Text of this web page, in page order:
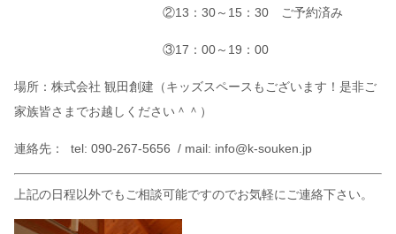
②13：30～15：30 ご予約済み
③17：00～19：00
場所：株式会社 観田創建（キッズスペースもございます！是非ご
家族皆さまでお越しください＾＾）
連絡先： tel: 090-267-5656 / mail: info@k-souken.jp
上記の日程以外でもご相談可能ですのでお気軽にご連絡下さい。